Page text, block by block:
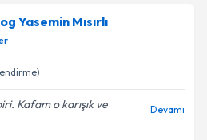
Yasemin Mısırlı
Kafam o karışık ve
Devamı